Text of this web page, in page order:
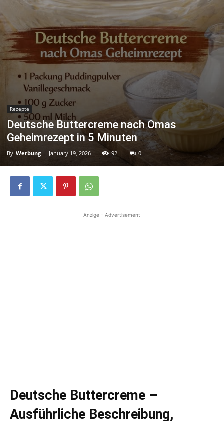
Rezepte
Deutsche Buttercreme nach Omas
Geheimrezept in 5 Minuten
By Werbung - January 19, 2026 92 0
Anzige - Advertisement
Deutsche Buttercreme –
Ausführliche Beschreibung,